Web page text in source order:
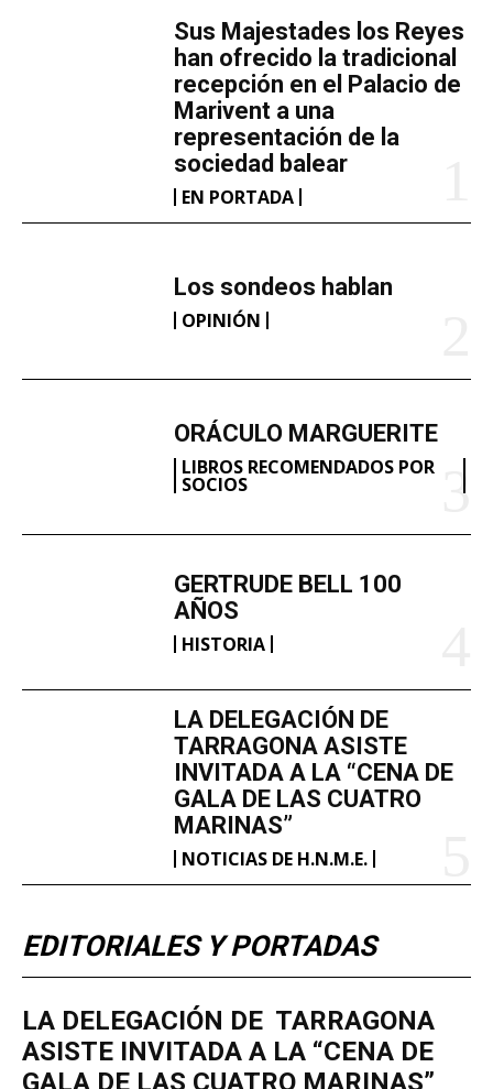
​Sus Majestades los Reyes
han ofrecido la tradicional
recepción en el Palacio de
Marivent​ a una
representación de la
sociedad balear
EN PORTADA
Los sondeos hablan
OPINIÓN
ORÁCULO MARGUERITE
LIBROS RECOMENDADOS POR
SOCIOS
GERTRUDE BELL 100
AÑOS
HISTORIA
LA DELEGACIÓN DE
TARRAGONA ASISTE
INVITADA A LA “CENA DE
GALA DE LAS CUATRO
MARINAS”
NOTICIAS DE H.N.M.E.
EDITORIALES Y PORTADAS
LA DELEGACIÓN DE TARRAGONA
ASISTE INVITADA A LA “CENA DE
GALA DE LAS CUATRO MARINAS”